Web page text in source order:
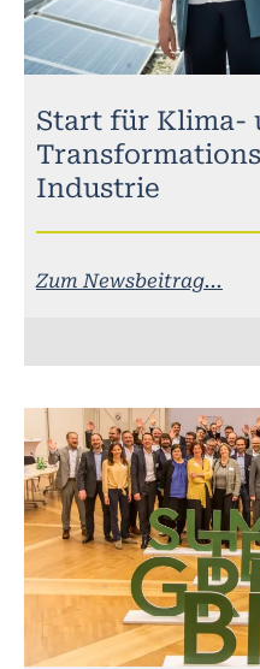
Start für Klima-
Industrie
Zum Newsbeitrag...